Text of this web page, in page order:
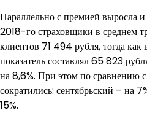
Параллельно с премией выросла и
2018-го страховщики в среднем
клиентов 71 494 рубля, тогда как
показатель составлял 65 823
на 8,6%. При этом по сравнению
сократились: сентябрьский – на
15%.